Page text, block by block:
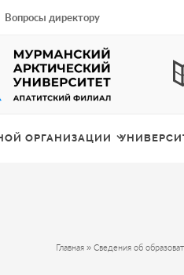
Вопросы директору
ОРГАНИЗАЦИИ
Главная » Сведения об